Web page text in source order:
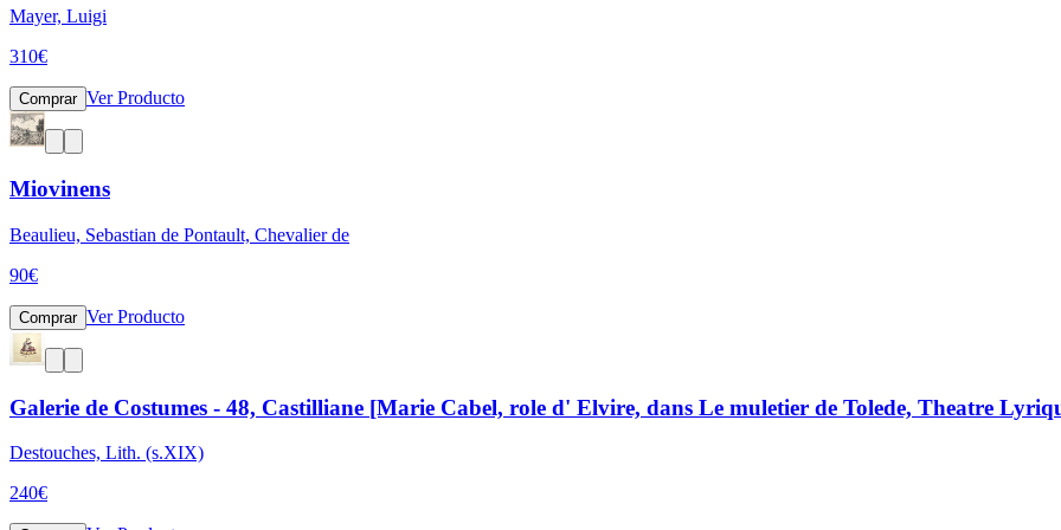
Mayer, Luigi
310€
Comprar Ver Producto
Miovinens
Beaulieu, Sebastian de Pontault, Chevalier de
90€
Comprar Ver Producto
Galerie de Costumes - 48, Castilliane [Marie Cabel, role d' Elvire, dans Le muletier de Tolede, Theatre
Destouches, Lith. (s.XIX)
240€